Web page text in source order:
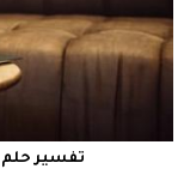
تفسير حلم